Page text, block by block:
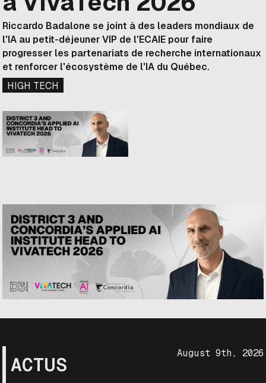
Riccardo Badalone se joint à des leaders mondiaux de
l'IA au petit-déjeuner VIP de l'ECAIE pour faire
progresser les partenariats de recherche internationaux
et renforcer l'écosystème de l'IA du Québec.
HIGH TECH
ACTUS
August 9th, 2026